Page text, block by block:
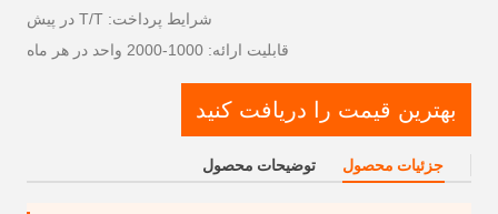
شرایط پرداخت: T/T در پیش
قابلیت ارائه: 1000-2000 واحد در هر ماه
بهترین قیمت را دریافت کنید
جزئیات محصول توضیحات محصول